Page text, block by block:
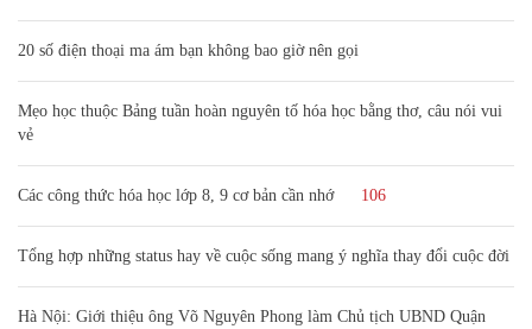
20 số điện thoại ma ám bạn không bao giờ nên gọi
Mẹo học thuộc Bảng tuần hoàn nguyên tố hóa học bằng thơ, câu nói vui
vẻ
Các công thức hóa học lớp 8, 9 cơ bản cần nhớ 106
Tổng hợp những status hay về cuộc sống mang ý nghĩa thay đổi cuộc đời
Hà Nội: Giới thiệu ông Võ Nguyên Phong làm Chủ tịch UBND Quận